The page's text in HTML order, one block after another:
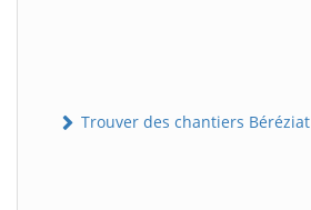
Trouver des chantiers Béréziat